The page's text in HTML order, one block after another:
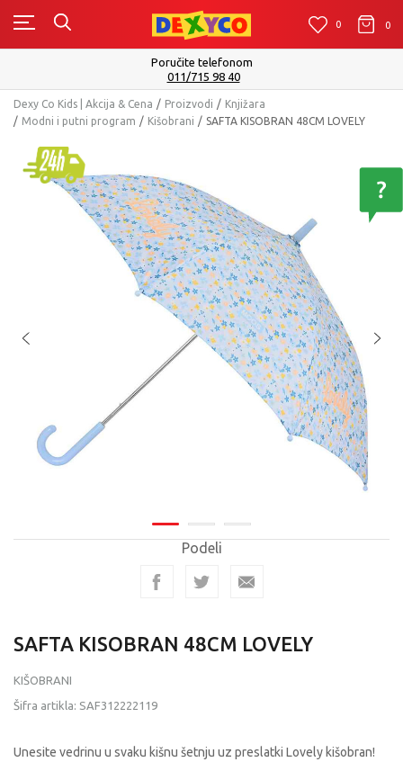
0 0 0
Poručite telefonom
011/715 98 40
Dexy Co Kids | Akcija & Cena Proizvodi
Knjižara
Modni i putni program
Kišobrani SAFTA KISOBRAN 48CM LOVELY
Podeli
SAFTA KISOBRAN 48CM LOVELY
KIŠOBRANI
Šifra artikla: SAF312222119
Unesite vedrinu u svaku kišnu šetnju uz preslatki Lovely kišobran!